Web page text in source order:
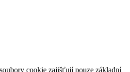
cookie zajišťují pouze základní